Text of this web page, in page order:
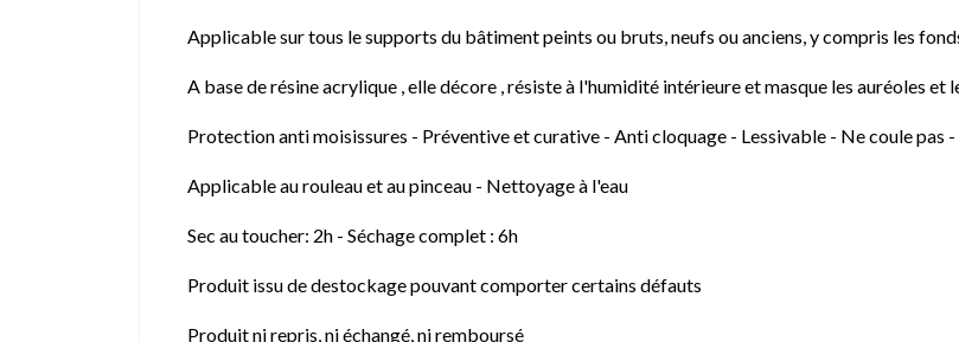
Applicable sur tous le supports du bâtiment peints ou bruts, neufs ou anciens, y compris les
A base de résine acrylique , elle décore , résiste à l'humidité intérieure et masque les auréoles et
Protection anti moisissures - Préventive et curative - Anti cloquage - Lessivable - Ne coule pas -
Applicable au rouleau et au pinceau - Nettoyage à l'eau
Sec au toucher: 2h - Séchage complet : 6h
Produit issu de destockage pouvant comporter certains défauts
Produit ni repris, ni échangé, ni remboursé